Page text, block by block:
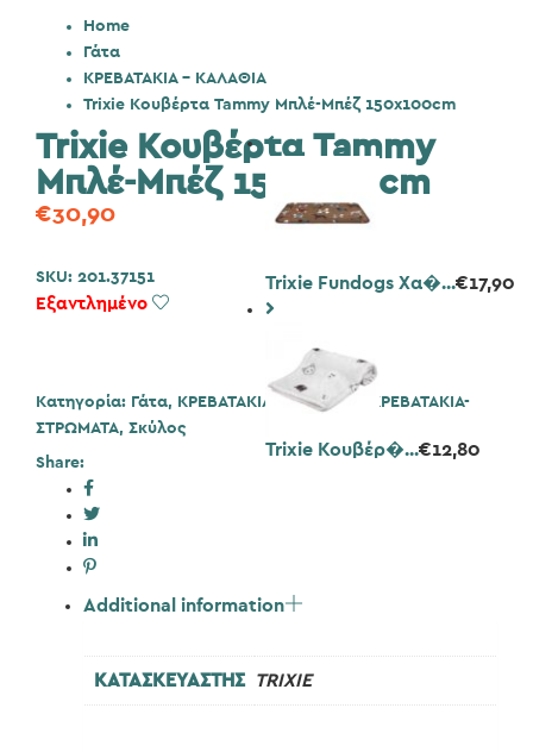
Home
Γάτα
ΚΡΕΒΑΤΑΚΙΑ - ΚΑΛΑΘΙΑ
Trixie Κουβέρτα Tammy Μπλέ-Μπέζ 150x100cm
Trixie Fundogs Χα�...€17,90
Trixie Κουβέρ�...€12,80
Trixie Κουβέρτα Tammy
Μπλέ-Μπέζ 150x100cm
€30,90
SKU: 201.37151
Εξαντλημένο Add to Wishlist
Κατηγορία: Γάτα, ΚΡΕΒΑΤΑΚΙΑ - ΚΑΛΑΘΙΑ
ΚΡΕΒΑΤΑΚΙΑ-
ΣΤΡΩΜΑΤΑ, Σκύλος
Share:
Additional information
ΚΑΤΑΣΚΕΥΑΣΤΗΣ TRIXIE